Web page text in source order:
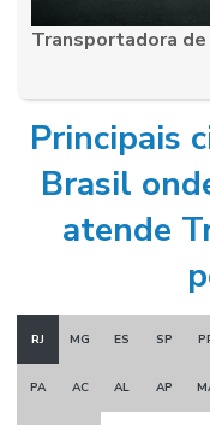
Transportadora de
Transportadora de
Transportadora de
Transportadora de vacinas
Transporte aéreo de
Transporte dedicado
Transportadora
Principais
Brasil
atende
RJ MG ES SP
PA AC AL AP